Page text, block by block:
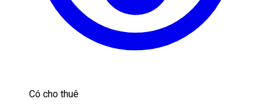
Có cho thuê